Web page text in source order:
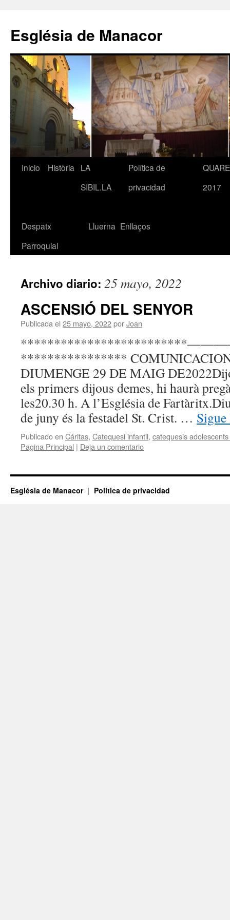
contenido
Església de Manacor
Inicio Història
LA
SIBIL.LA
Política de
privacidad
2017
Despatx
Parroquial
Lluerna Enllaços
Archivo diario: 25 mayo, 2022
ASCENSIÓ DEL SENYOR
Publicada el 25 mayo, 2022porJoan
****************
DIUMENGE 29 DE MAIG
els primers dijous demes, hi haurà
les20.30 h. A l’Església de
de juny és la festadel St. Crist. …
Publicado en Cáritas, Catequesi infantil, catequesis
Pagina Principal | Deja un comentario
Església de Manacor Política de privacidad